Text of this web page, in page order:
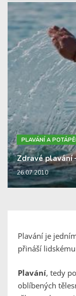
PLAVÁNÍ A
Zdravé plavání
26.07.2010
Plavání je
přináší
Plavání, tedy
oblíbených